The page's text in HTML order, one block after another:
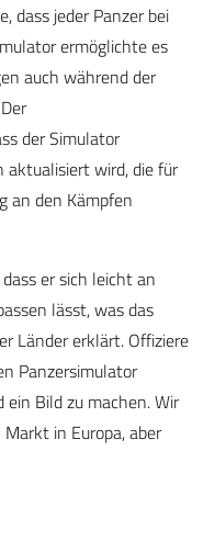
dass jeder Panzer bei
ermöglichte es
auch während der
der Simulator
aktualisiert wird, die für
an den Kämpfen
er sich leicht an
lässt, was das
Länder erklärt. Offiziere
Panzersimulator
ein Bild zu machen. Wir
in Europa, aber